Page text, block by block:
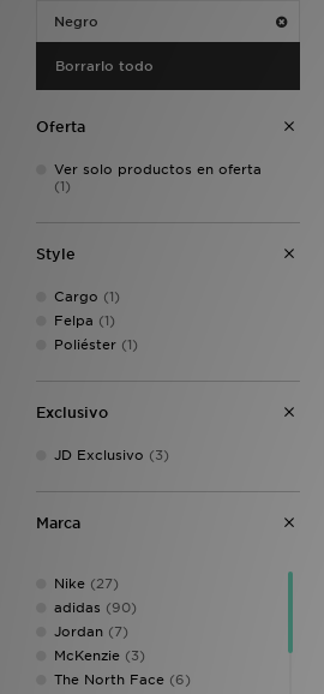
Negro
Borrarlo todo
Oferta
Ver solo productos en oferta
(1)
Style
Cargo (1)
Felpa (1)
Poliéster (1)
Exclusivo
JD Exclusivo (3)
Marca
Nike (27)
adidas (90)
Jordan (7)
McKenzie (3)
The North Face (6)